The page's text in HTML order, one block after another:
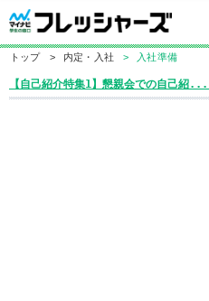
トップ > 内定・入社 > 入社準備
【自己紹介特集1】懇親会での自己紹...